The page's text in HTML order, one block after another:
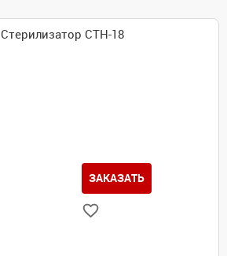
Стерилизатор СТН-18
ЗАКАЗАТЬ